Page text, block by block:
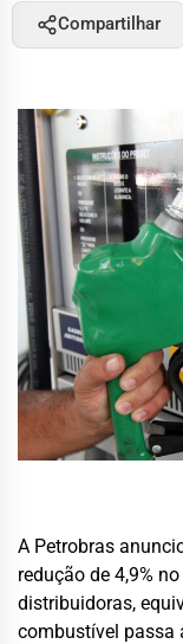
Compartilhar
A Petrobras
redução de 4,9%
distribuidoras,
combustível passa